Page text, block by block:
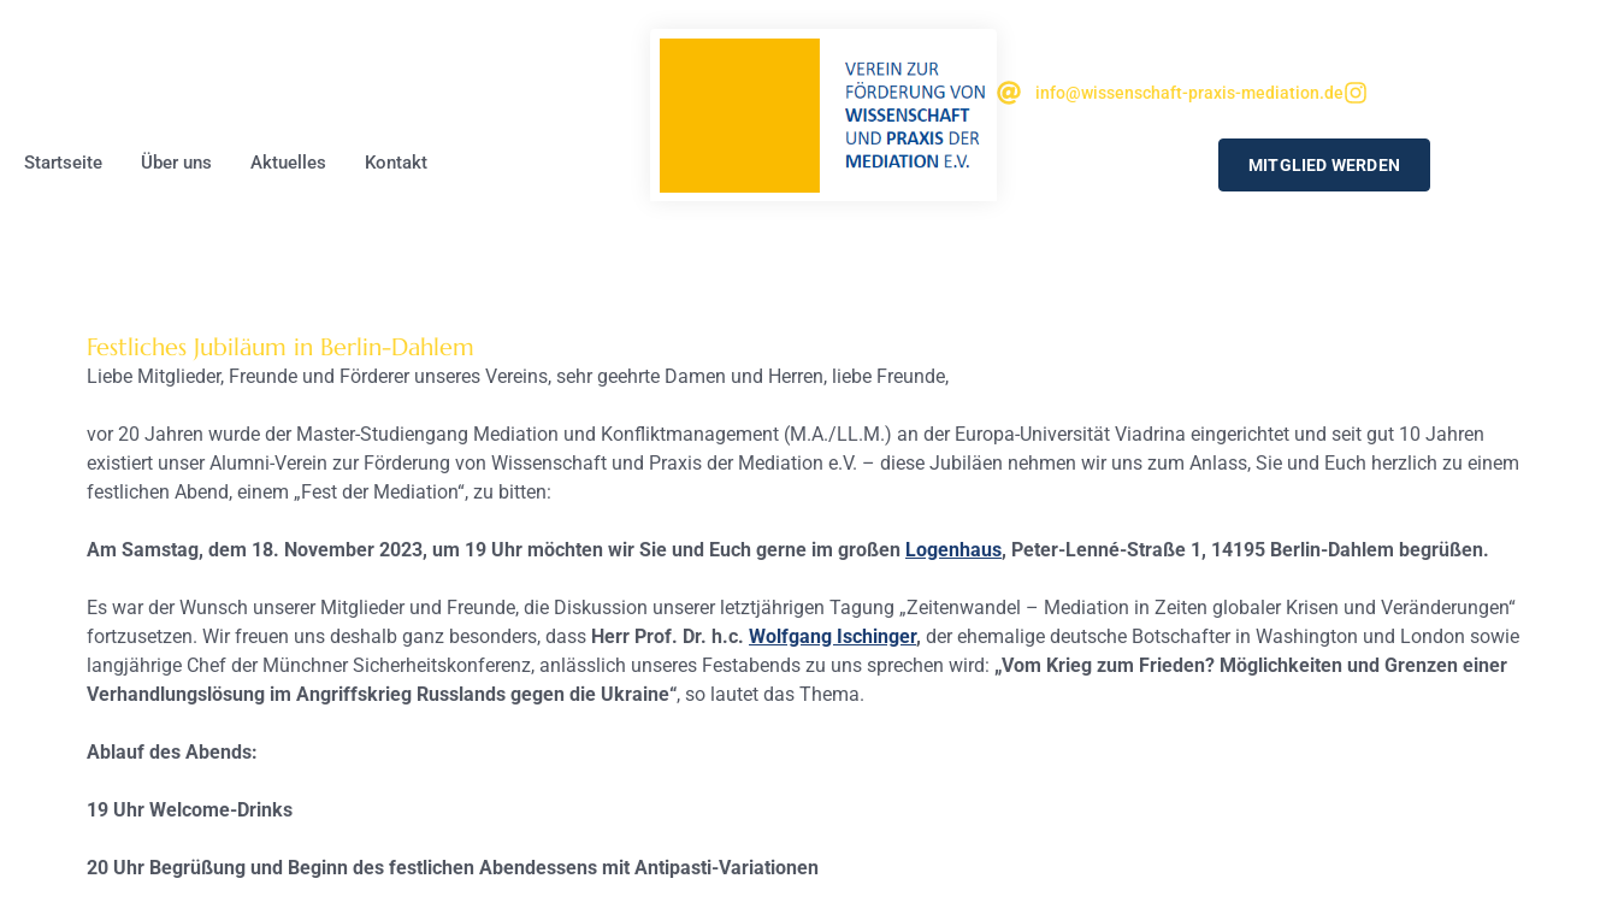
Startseite Über uns Aktuelles Kontakt
info@wissenschaft-praxis-mediation.de
MITGLIED WERDEN
Festliches Jubiläum in Berlin-Dahlem
Liebe Mitglieder, Freunde und Förderer unseres Vereins, sehr geehrte Damen und Herren, liebe Freunde,
vor 20 Jahren wurde der Master-Studiengang Mediation und Konfliktmanagement (M.A./LL.M.) an der Europa-Universität Viadrina eingerichtet und seit gut 10 Jahren
existiert unser Alumni-Verein zur Förderung von Wissenschaft und Praxis der Mediation e.V. – diese Jubiläen nehmen wir uns zum Anlass, Sie und Euch herzlich zu einem
festlichen Abend, einem „Fest der Mediation“, zu bitten:
Am Samstag, dem 18. November 2023, um 19 Uhr möchten wir Sie und Euch gerne im großen Logenhaus, Peter-Lenné-Straße 1, 14195 Berlin-Dahlem begrüßen.
Es war der Wunsch unserer Mitglieder und Freunde, die Diskussion unserer letztjährigen Tagung „Zeitenwandel – Mediation in Zeiten globaler Krisen und Veränderungen“
fortzusetzen. Wir freuen uns deshalb ganz besonders, dass Herr Prof. Dr. h.c. Wolfgang Ischinger, der ehemalige deutsche Botschafter in Washington und London sowie
langjährige Chef der Münchner Sicherheitskonferenz, anlässlich unseres Festabends zu uns sprechen wird: „Vom Krieg zum Frieden? Möglichkeiten und Grenzen einer
Verhandlungslösung im Angriffskrieg Russlands gegen die Ukraine“, so lautet das Thema.
Ablauf des Abends:
19 Uhr Welcome-Drinks
20 Uhr Begrüßung und Beginn des festlichen Abendessens mit Antipasti-Variationen